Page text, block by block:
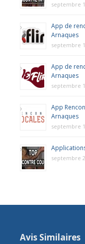
septembre
App de
Arnaques
septembre
App de
Arnaques
septembre
App
Arnaques
septembre
septembre
Avis Similaires